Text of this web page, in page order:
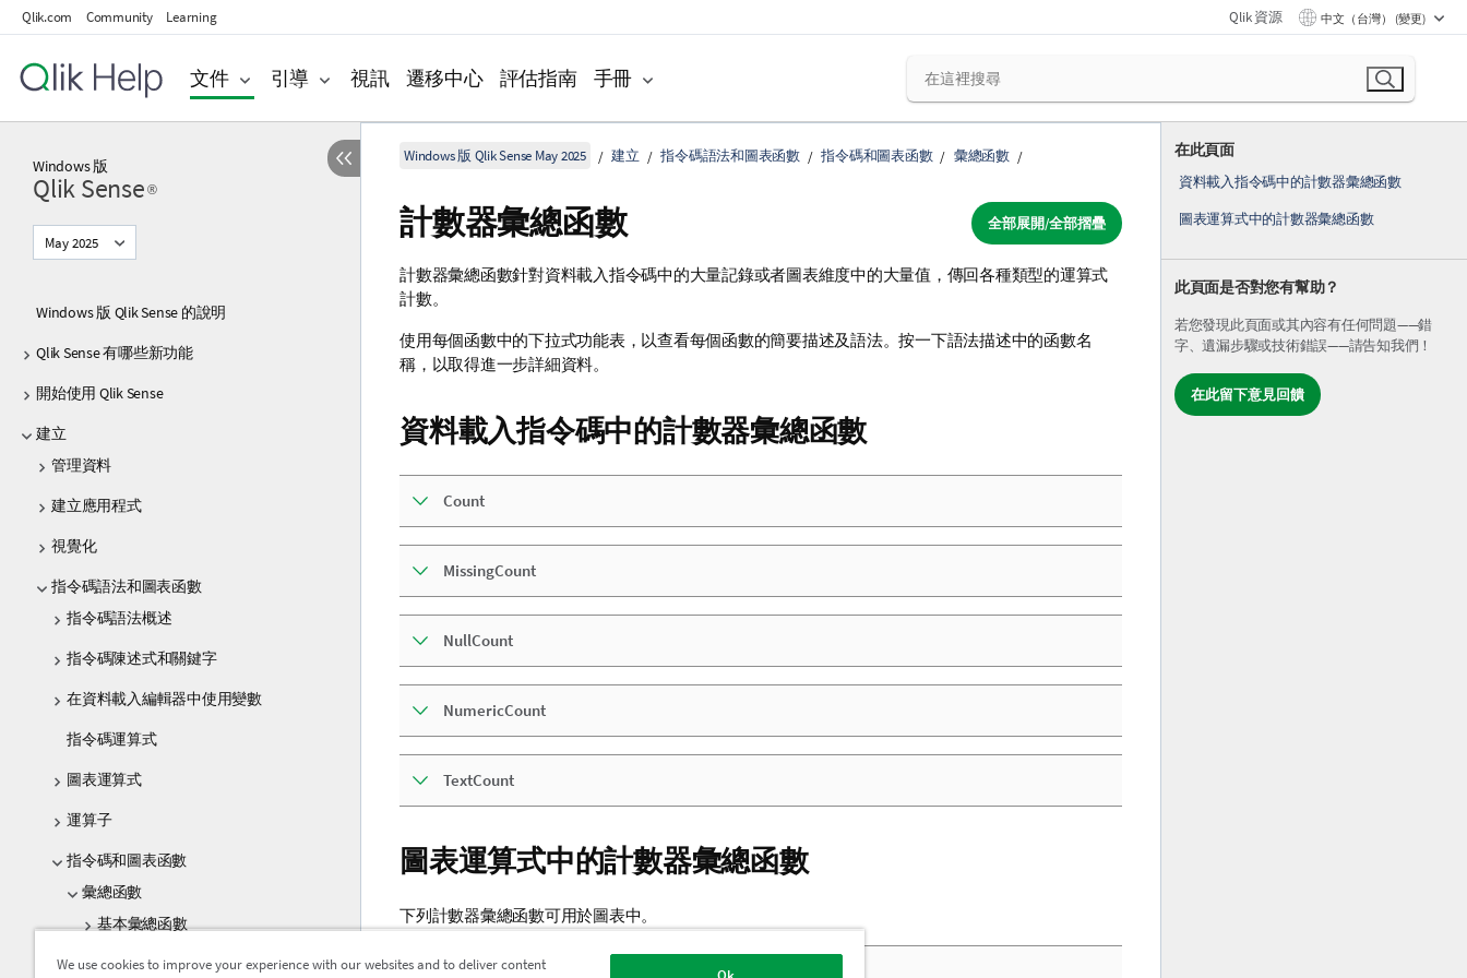
Qlik.com Community Learning Qlik 資源 中文（台灣） (變更)
文件 引導 視訊 遷移中心 評估指南 手冊
Windows版
Qlik Sense ®
May 2025
Windows 版 Qlik Sense 的說明
Qlik Sense 有哪些新功能
開始使用 Qlik Sense
建立
管理資料
建立應用程式
視覺化
指令碼語法和圖表函數
指令碼語法概述
指令碼陳述式和關鍵字
在資料載入編輯器中使用變數
指令碼運算式
圖表運算式
運算子
指令碼和圖表函數
彙總函數
基本彙總函數
計數器彙總函數
在此頁面
資料載入指令碼中的計數器彙總函數
圖表運算式中的計數器彙總函數
此頁面是否對您有幫助？
若您發現此頁面或其內容有任何問題——錯
字、遺漏步驟或技術錯誤——請告知我們！
在此留下意見回饋
Windows 版 Qlik Sense May 2025 建立 指令碼語法和圖表函數 指令碼和圖表函數 彙總函數
全部展開/全部摺疊
計數器彙總函數
計數器彙總函數針對資料載入指令碼中的大量記錄或者圖表維度中的大量值，傳回各種類型的運算式
計數。
使用每個函數中的下拉式功能表，以查看每個函數的簡要描述及語法。按一下語法描述中的函數名
稱，以取得進一步詳細資料。
資料載入指令碼中的計數器彙總函數
Count
MissingCount
NullCount
NumericCount
TextCount
圖表運算式中的計數器彙總函數
下列計數器彙總函數可用於圖表中。
Count
We use cookies to improve your experience with our websites and to deliver content